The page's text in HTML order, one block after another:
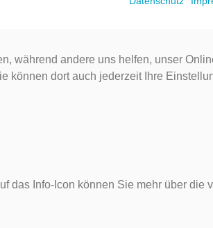
während andere uns helfen, unser
können dort auch jederzeit Ihre
das Info-Icon können Sie mehr über die